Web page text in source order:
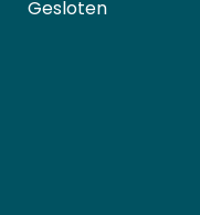
Gesloten ​ ​ ​ ​ ​ ​ ​